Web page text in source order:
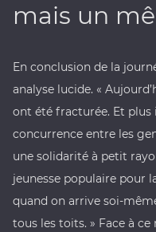
mais un
En conclusion de la
analyse lucide. «
ont été fracturée. Et
concurrence entre les
une solidarité à petit
jeunesse populaire pour
quand on arrive soi-
tous les toits. » Face à